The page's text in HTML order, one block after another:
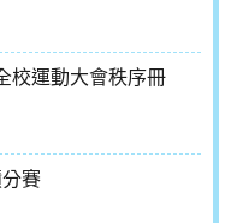
校運動大會秩序冊
賽